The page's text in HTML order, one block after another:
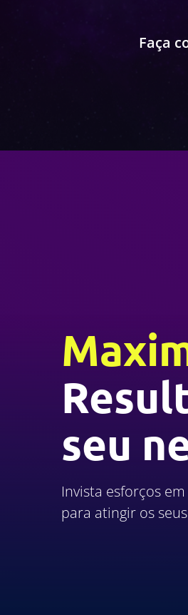
Faça
seu
Invista esforços
para atingir os